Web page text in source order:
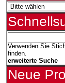
Verwenden Sie
finden.
erweiterte Suche
Neue